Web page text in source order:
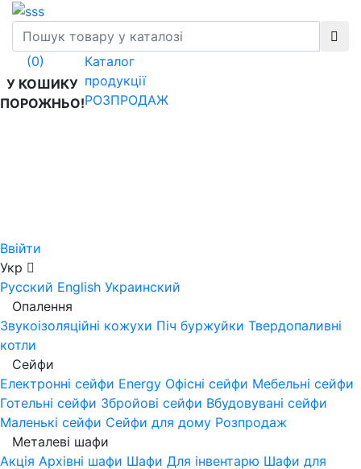
(0)
У КОШИКУ
ПОРОЖНЬО!
Каталог
продукції
РОЗПРОДАЖ
Ввійти
Укр
Русский English Украинский
Опалення
Звукоізоляційні кожухи Піч буржуйки Твердопаливні
котли
Сейфи
Електронні сейфи Energy Офісні сейфи Мебельні сейфи
Готельні сейфи Збройові сейфи Вбудовувані сейфи
Маленькі сейфи Сейфи для дому Розпродаж
Металеві шафи
Акція Архівні шафи Шафи Для інвентарю Шафи для